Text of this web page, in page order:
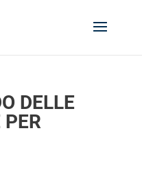
DELLE